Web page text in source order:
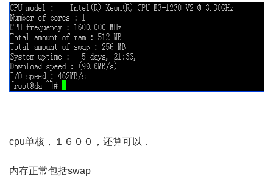
cpu单核，１６００，还算可以．
内存正常包括swap